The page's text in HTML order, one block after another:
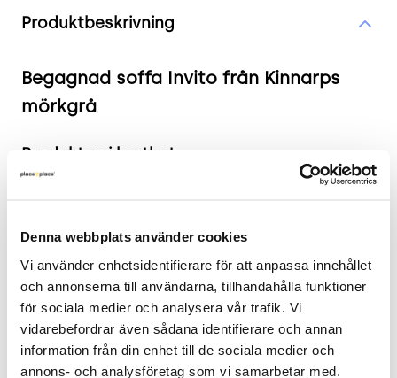
Denna webbplats använder cookies
Vi använder enhetsidentifierare för att anpassa innehållet
och annonserna till användarna, tillhandahålla funktioner
för sociala medier och analysera vår trafik. Vi
vidarebefordrar även sådana identifierare och annan
information från din enhet till de sociala medier och
annons- och analysföretag som vi samarbetar med.
Produktbeskrivning
Begagnad soffa Invito från Kinnarps
mörkgrå
Produkten i korthet
Sitthöjd 42 cm
Skick: 4/5
2 års garanti
Mer om produkten
Invito från Kinnarps är en elegant och funktionell